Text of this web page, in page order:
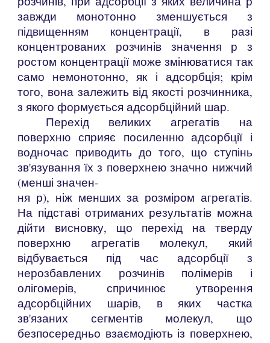
завжди монотонно зменшується з
підвищенням концентрації, в разі
концентрованих розчинів значення р з
ростом концентрації може змінюватися так
само немонотонно, як і адсорбція; крім
того, вона залежить від якості розчинника,
з якого формується адсорбційний шар.
Перехід великих агрегатів на
поверхню сприяє посиленню адсорбції і
водночас приводить до того, що ступінь
зв'язування їх з поверхнею значно нижчий
(менші значен-
ня р), ніж менших за розміром агрегатів.
На підставі отриманих результатів можна
дійти висновку, що перехід на тверду
поверхню агрегатів молекул, який
відбувається під час адсорбції з
нерозбавлених розчинів полімерів і
олігомерів, спричинює утворення
адсорбційних шарів, в яких частка
зв'язаних сегментів молекул, що
безпосередньо взаємодіють із поверхнею,